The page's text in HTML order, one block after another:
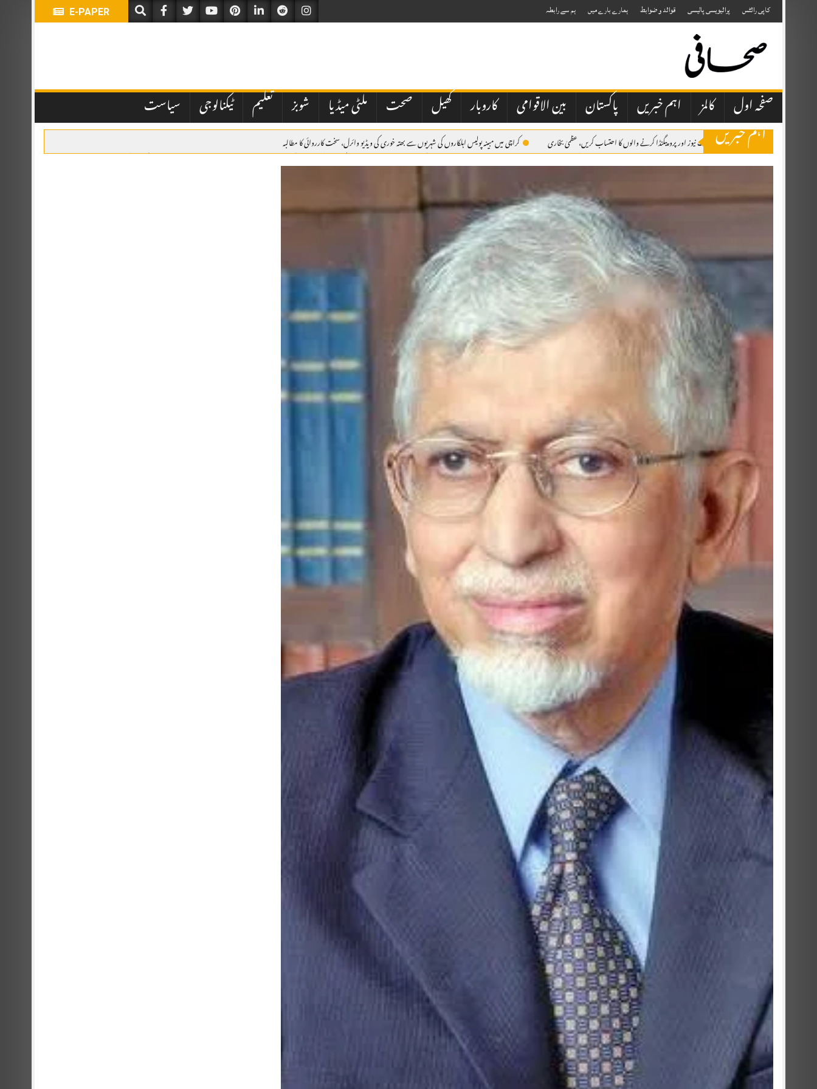
to
content
E-PAPER کاپی رائٹس پرائیویسی پالیسی قوائد و ضوابط ہمارے بارے میں ہم سے رابطہ
صفحہ اول کالمز اہم خبریں پاکستان بین الاقوامی کاروبار کھیل صحت ملٹی میڈیا شوبز تعلیم ٹیکنالوجی سیاست
اہم خبریں
صحافتی تنظیمیں خود فیک نیوز اور پروپیگنڈا کرنے والوں کا احتساب کریں، عظمیٰ بخاری کراچی میں مبینہ پولیس اہلکاروں کی شہریوں سے بھتہ خوری کی ویڈیو وائرل، سخت کارروائی کا مطالبہ
ایران کے ہمسایہ ممالک نے دشمن عناصر کو اپنی سرزمین استعمال نہیں کرنے دی، صدر پزشکیان اسلام آباد: وفاقی حکومت کی جانب سے نیشنل بینک آف پاکستان کے نئے صدر کی تعیناتی میں تاخیر نے انتظامی اور قانونی پہلوؤں پر سوالات کھڑے کر دیے ہیں۔